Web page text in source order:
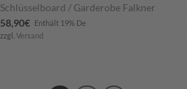
Schlüsselboard / Garderobe Falkner
58,90€ Enthält 19% De
zzgl.Versand